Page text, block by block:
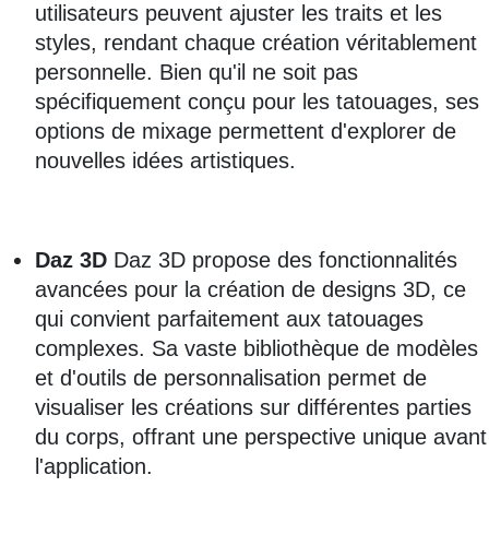
utilisateurs peuvent ajuster les traits et les
styles, rendant chaque création véritablement
personnelle. Bien qu'il ne soit pas
spécifiquement conçu pour les tatouages, ses
options de mixage permettent d'explorer de
nouvelles idées artistiques.
Daz 3D Daz 3D propose des fonctionnalités
avancées pour la création de designs 3D, ce
qui convient parfaitement aux tatouages
complexes. Sa vaste bibliothèque de modèles
et d'outils de personnalisation permet de
visualiser les créations sur différentes parties
du corps, offrant une perspective unique avant
l'application.